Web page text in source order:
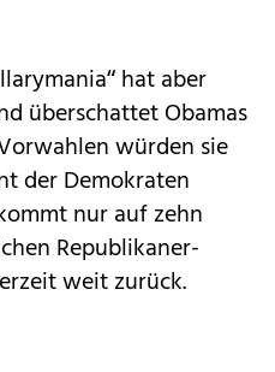
hat aber
überschattet Obamas
würden sie
der Demokraten
nur auf zehn
Republikaner-
weit zurück.